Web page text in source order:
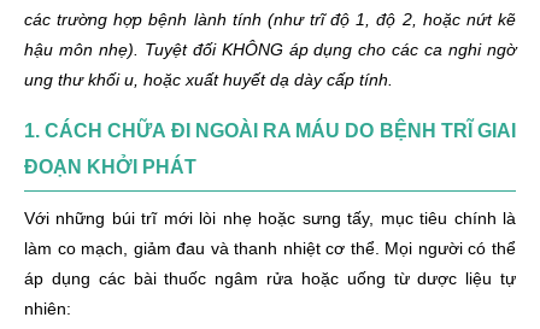
các trường hợp bệnh lành tính (như trĩ độ 1, độ 2, hoặc nứt kẽ
hậu môn nhẹ). Tuyệt đối KHÔNG áp dụng cho các ca nghi ngờ
ung thư khối u, hoặc xuất huyết dạ dày cấp tính.
1. CÁCH CHỮA ĐI NGOÀI RA MÁU DO BỆNH TRĨ GIAI
ĐOẠN KHỞI PHÁT
Với những búi trĩ mới lòi nhẹ hoặc sưng tấy, mục tiêu chính là
làm co mạch, giảm đau và thanh nhiệt cơ thể. Mọi người có thể
áp dụng các bài thuốc ngâm rửa hoặc uống từ dược liệu tự
nhiên: